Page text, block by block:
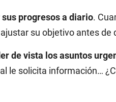
progresos a diario.
su objetivo antes de
de vista los asuntos
le solicita información…